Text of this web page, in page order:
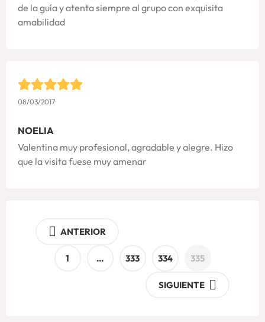
de la guía y atenta siempre al grupo con exquisita
amabilidad
08/03/2017
NOELIA
Valentina muy profesional, agradable y alegre. Hizo
que la visita fuese muy amenar
ANTERIOR
1 … 333 334 335
SIGUIENTE